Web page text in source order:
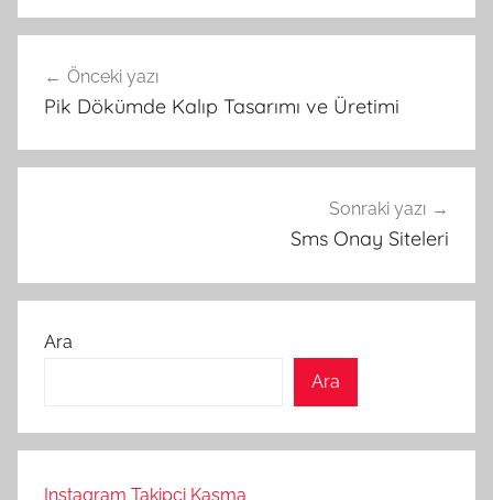
gezinmesi
Önceki yazı
Pik Dökümde Kalıp Tasarımı ve Üretimi
Sonraki yazı
Sms Onay Siteleri
Ara
Ara
Instagram Takipçi Kasma